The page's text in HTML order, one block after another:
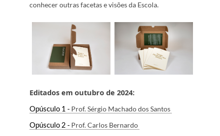
conhecer outras facetas e visões da Escola.
Editados em outubro de 2024:
Opúsculo 1 - Prof. Sérgio Machado dos Santos
Opúsculo 2 - Prof. Carlos Bernardo